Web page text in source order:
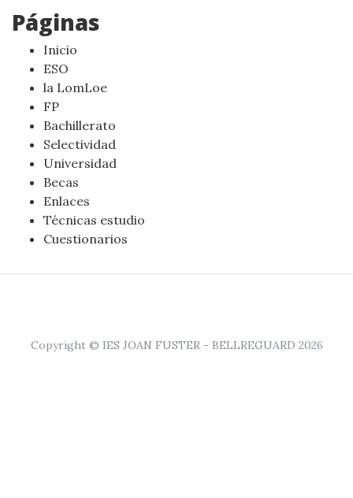
Páginas
Inicio
ESO
la LomLoe
FP
Bachillerato
Selectividad
Universidad
Becas
Enlaces
Técnicas estudio
Cuestionarios
Copyright © IES JOAN FUSTER - BELLREGUARD 2026